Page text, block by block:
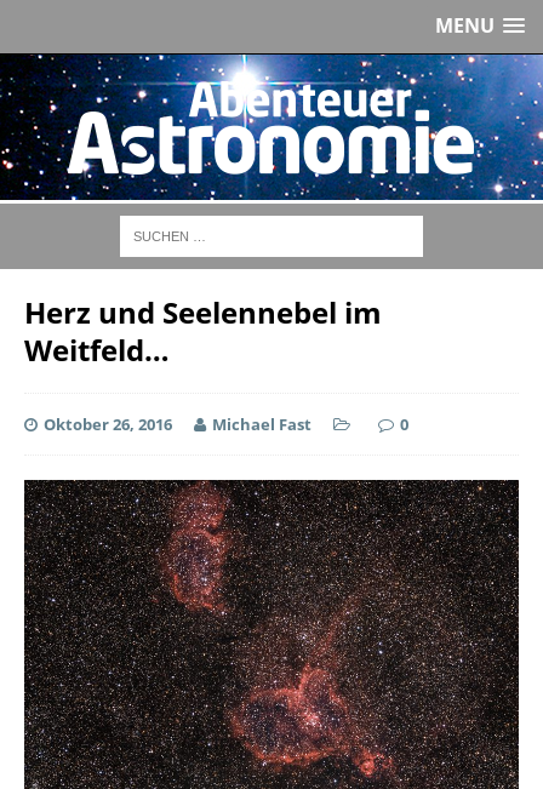
MENU
Herz und Seelennebel im
Weitfeld…
Oktober 26, 2016 Michael Fast 0